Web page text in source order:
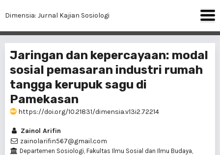
Dimensia: Jurnal Kajian Sosiologi
Jaringan dan kepercayaan: modal
sosial pemasaran industri rumah
tangga kerupuk sagu di
Pamekasan
https://doi.org/10.21831/dimensia.v13i2.72214
Zainol Arifin
zainolarifin567@gmail.com
Departemen Sosiologi, Fakultas Ilmu Sosial dan Ilmu Budaya,